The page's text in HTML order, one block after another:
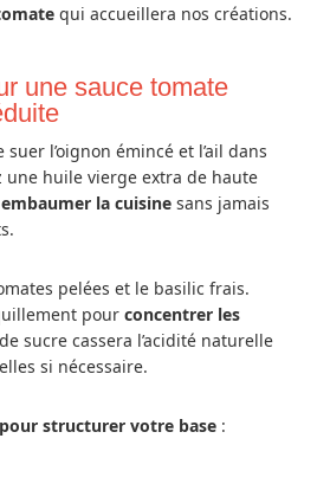
qui accueillera nos créations.
une sauce tomate
l’oignon émincé et l’ail dans
une huile vierge extra de haute
la cuisinesans jamais
pelées et le basilic frais.
pour concentrer les
sucre cassera l’acidité naturelle
si nécessaire.
structurer votre base: